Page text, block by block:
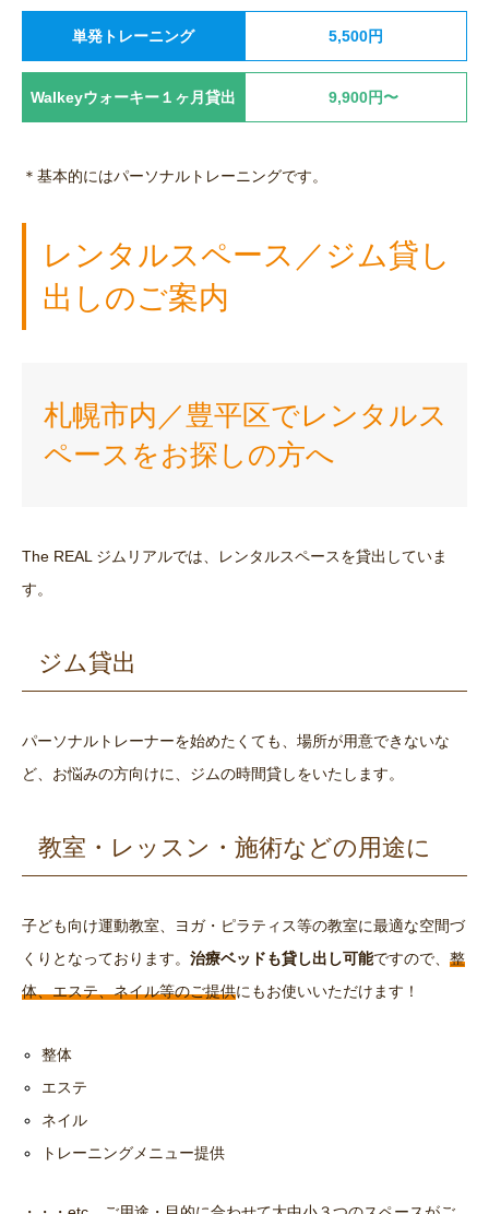
単発トレーニング 5,500円
Walkeyウォーキー１ヶ月貸出 9,900円〜
＊基本的にはパーソナルトレーニングです。
レンタルスペース／ジム貸し
出しのご案内
札幌市内／豊平区でレンタルス
ペースをお探しの方へ
The REAL ジムリアルでは、レンタルスペースを貸出していま
す。
ジム貸出
パーソナルトレーナーを始めたくても、場所が用意できないな
ど、お悩みの方向けに、ジムの時間貸しをいたします。
教室・レッスン・施術などの用途に
子ども向け運動教室、ヨガ・ピラティス等の教室に最適な空間づ
くりとなっております。 治療ベッドも貸し出し可能ですので、 整
体、エステ、ネイル等のご提供にもお使いいただけます！
整体
エステ
ネイル
トレーニングメニュー提供